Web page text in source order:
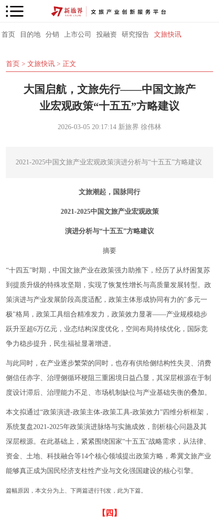
首页 目的地 分销 上市公司 投融资 研究报告 文旅快讯
首页 > 文旅快讯 > 正文
大国启航，文旅先行——中国文旅产
业宏观政策“十五五”方略建议
2026-03-05 20:17:14 新旅界 徐伟林
2021-2025中国文旅产业宏观政策演进分析与“十五五”方略建议
文旅潮起，国脉同行
2021-2025中国文旅产业宏观政策
演进分析与“十五五”方略建议
摘要
“十四五”时期，中国文旅产业在政策强力助推下，经历了从纾困复苏
到提质升级的特殊攻坚期，实现了恢复性增长与高质量发展转型。政
策演进与产业发展阶段高度适配，政策主体形成协同有力的"多元一
极"格局，政策工具组合精准发力，政策效力显著——产业规模稳步
跃升至超6万亿元，业态结构深度优化，空间布局持续优化，国际竞
争力稳步提升，民生福祉显著增进。
与此同时，在产业逐步繁荣的同时，也存有供给侧结构性失灵、消费
侧信任赤字、治理侧循环梗阻三重困境日益凸显，其深层根源在于制
度设计滞后、治理能力不足、市场机制缺位与产业基础失衡的叠加。
本文拟通过“政策演进-政策主体-政策工具-政策效力”四维分析框架，
系统复盘2021-2025年政策演进脉络与实施成效，剖析核心问题及其
深层根源。在此基础上，紧紧围绕国家“十五五”战略需求，从法律、
资金、土地、科技融合等14个核心领域提出政策方略，希冀文旅产业
能够真正成为国民经济支柱性产业与文化强国建设的核心引擎。
篇幅原因，本文分为上、下两篇进行刊发，此为下篇。
【四】